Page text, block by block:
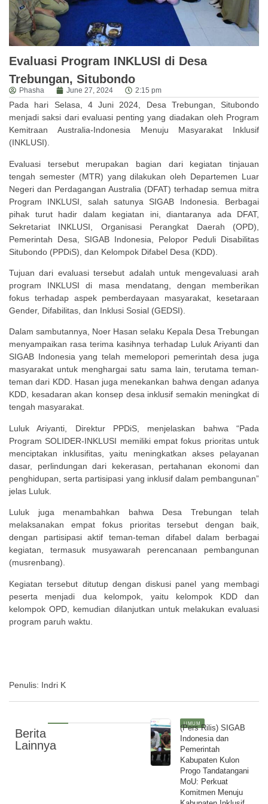
Evaluasi Program INKLUSI di Desa
Trebungan, Situbondo
Phasha June 27, 2024 2:15 pm
Pada hari Selasa, 4 Juni 2024, Desa Trebungan, Situbondo
menjadi saksi dari evaluasi penting yang diadakan oleh Program
Kemitraan Australia-Indonesia Menuju Masyarakat Inklusif
(INKLUSI).
Evaluasi tersebut merupakan bagian dari kegiatan tinjauan
tengah semester (MTR) yang dilakukan oleh Departemen Luar
Negeri dan Perdagangan Australia (DFAT) terhadap semua mitra
Program INKLUSI, salah satunya SIGAB Indonesia. Berbagai
pihak turut hadir dalam kegiatan ini, diantaranya ada DFAT,
Sekretariat INKLUSI, Organisasi Perangkat Daerah (OPD),
Pemerintah Desa, SIGAB Indonesia, Pelopor Peduli Disabilitas
Situbondo (PPDiS), dan Kelompok Difabel Desa (KDD).
Tujuan dari evaluasi tersebut adalah untuk mengevaluasi arah
program INKLUSI di masa mendatang, dengan memberikan
fokus terhadap aspek pemberdayaan masyarakat, kesetaraan
Gender, Difabilitas, dan Inklusi Sosial (GEDSI).
Dalam sambutannya, Noer Hasan selaku Kepala Desa Trebungan
menyampaikan rasa terima kasihnya terhadap Luluk Ariyanti dan
SIGAB Indonesia yang telah memelopori pemerintah desa juga
masyarakat untuk menghargai satu sama lain, terutama teman-
teman dari KDD. Hasan juga menekankan bahwa dengan adanya
KDD, kesadaran akan konsep desa inklusif semakin meningkat di
tengah masyarakat.
Luluk Ariyanti, Direktur PPDiS, menjelaskan bahwa “Pada
Program SOLIDER-INKLUSI memiliki empat fokus prioritas untuk
menciptakan inklusifitas, yaitu meningkatkan akses pelayanan
dasar, perlindungan dari kekerasan, pertahanan ekonomi dan
penghidupan, serta partisipasi yang inklusif dalam pembangunan”
jelas Luluk.
Luluk juga menambahkan bahwa Desa Trebungan telah
melaksanakan empat fokus prioritas tersebut dengan baik,
dengan partisipasi aktif teman-teman difabel dalam berbagai
kegiatan, termasuk musyawarah perencanaan pembangunan
(musrenbang).
Kegiatan tersebut ditutup dengan diskusi panel yang membagi
peserta menjadi dua kelompok, yaitu kelompok KDD dan
kelompok OPD, kemudian dilanjutkan untuk melakukan evaluasi
program paruh waktu.
Penulis: Indri K
Berita
Lainnya
UMUM
(Pers Rilis) SIGAB
Indonesia dan
Pemerintah
Kabupaten Kulon
Progo Tandatangani
MoU: Perkuat
Komitmen Menuju